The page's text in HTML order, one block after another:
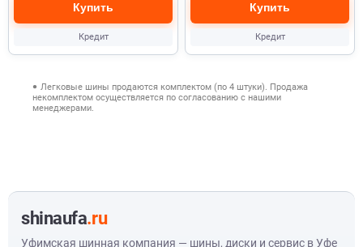
Купить
Кредит
Купить
Кредит
Легковые шины продаются комплектом (по 4 штуки). Продажа
некомплектом осуществляется по согласованию с нашими
менеджерами.
shinaufa.ru
Уфимская шинная компания — шины, диски и сервис в Уфе